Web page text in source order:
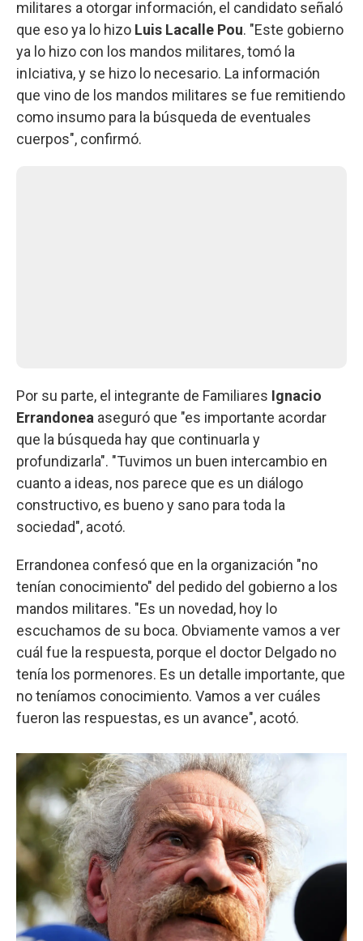
militares a otorgar información, el candidato señaló
que eso ya lo hizo Luis Lacalle Pou. "Este gobierno
ya lo hizo con los mandos militares, tomó la
inIciativa, y se hizo lo necesario. La información
que vino de los mandos militares se fue remitiendo
como insumo para la búsqueda de eventuales
cuerpos", confirmó.
Por su parte, el integrante de Familiares Ignacio
Errandonea aseguró que "es importante acordar
que la búsqueda hay que continuarla y
profundizarla". "Tuvimos un buen intercambio en
cuanto a ideas, nos parece que es un diálogo
constructivo, es bueno y sano para toda la
sociedad", acotó.
Errandonea confesó que en la organización "no
tenían conocimiento" del pedido del gobierno a los
mandos militares. "Es un novedad, hoy lo
escuchamos de su boca. Obviamente vamos a ver
cuál fue la respuesta, porque el doctor Delgado no
tenía los pormenores. Es un detalle importante, que
no teníamos conocimiento. Vamos a ver cuáles
fueron las respuestas, es un avance", acotó.